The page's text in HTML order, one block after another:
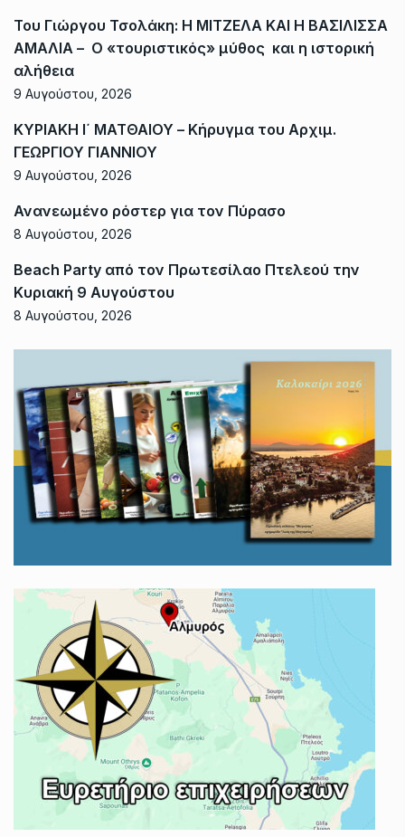
Του Γιώργου Τσολάκη: Η ΜΙΤΖΕΛΑ ΚΑΙ Η ΒΑΣΙΛΙΣΣΑ
ΑΜΑΛΙΑ – Ο «τουριστικός» μύθος και η ιστορική
αλήθεια
9 Αυγούστου, 2026
ΚΥΡΙΑΚΗ Ι΄ ΜΑΤΘΑΙΟΥ – Κήρυγμα του Αρχιμ.
ΓΕΩΡΓΙΟΥ ΓΙΑΝΝΙΟΥ
9 Αυγούστου, 2026
Ανανεωμένο ρόστερ για τον Πύρασο
8 Αυγούστου, 2026
Beach Party από τον Πρωτεσίλαο Πτελεού την
Κυριακή 9 Αυγούστου
8 Αυγούστου, 2026